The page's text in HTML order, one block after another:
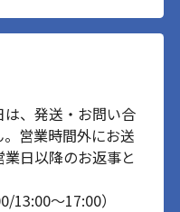
、発送・お問い合
営業時間外にお送
日以降のお返事と
13:00～17:00）